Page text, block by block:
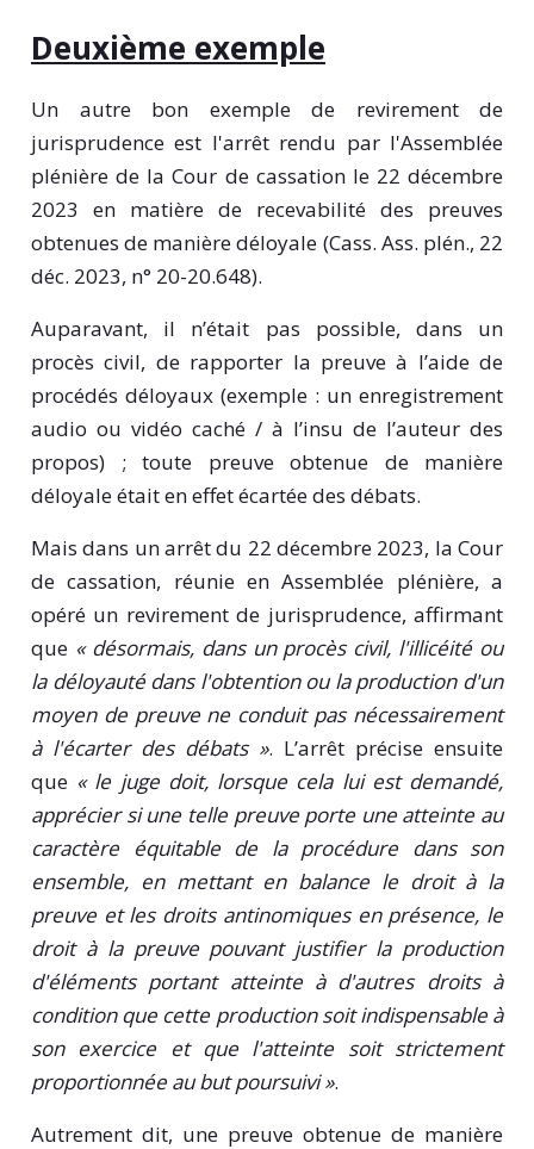
Deuxième exemple
Un autre bon exemple de revirement de
jurisprudence est l'arrêt rendu par l'Assemblée
plénière de la Cour de cassation le 22 décembre
2023 en matière de recevabilité des preuves
obtenues de manière déloyale (Cass. Ass. plén., 22
déc. 2023, n° 20-20.648).
Auparavant, il n’était pas possible, dans un
procès civil, de rapporter la preuve à l’aide de
procédés déloyaux (exemple : un enregistrement
audio ou vidéo caché / à l’insu de l’auteur des
propos) ; toute preuve obtenue de manière
déloyale était en effet écartée des débats.
Mais dans un arrêt du 22 décembre 2023, la Cour
de cassation, réunie en Assemblée plénière, a
opéré un revirement de jurisprudence, affirmant
que « désormais, dans un procès civil, l'illicéité ou
la déloyauté dans l'obtention ou la production d'un
moyen de preuve ne conduit pas nécessairement
à l'écarter des débats ». L’arrêt précise ensuite
que « le juge doit, lorsque cela lui est demandé,
apprécier si une telle preuve porte une atteinte au
caractère équitable de la procédure dans son
ensemble, en mettant en balance le droit à la
preuve et les droits antinomiques en présence, le
droit à la preuve pouvant justifier la production
d'éléments portant atteinte à d'autres droits à
condition que cette production soit indispensable à
son exercice et que l'atteinte soit strictement
proportionnée au but poursuivi ».
Autrement dit, une preuve obtenue de manière